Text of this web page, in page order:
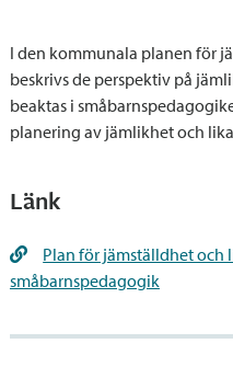
I den kommunala planen för
beskrivs de perspektiv på
beaktas i
planering av jämlikhet och
Länk
Plan för jämställdhet och
småbarnspedagogik